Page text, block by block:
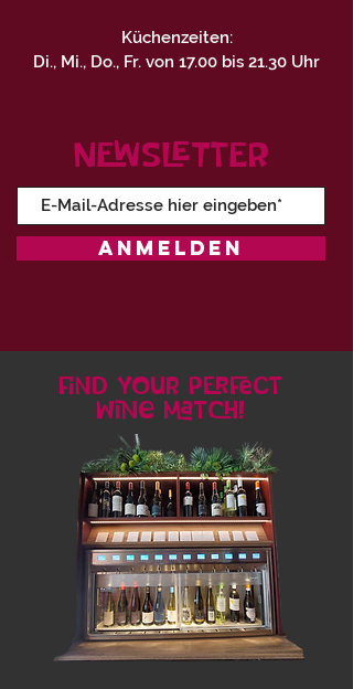
Küchenzeiten:
Di., Mi., Do., Fr. von 17.00 bis 21.30 Uhr
NEWSLETTER
ANMELDEN
find your perfect
wine match!